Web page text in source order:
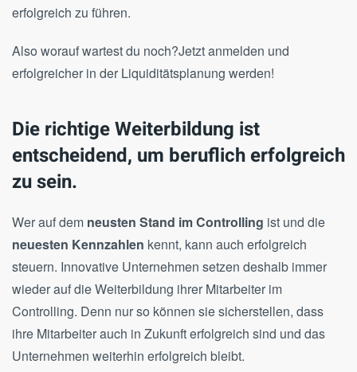
erfolgreich zu führen.
Also worauf wartest du noch?Jetzt anmelden und
erfolgreicher in der Liquiditätsplanung werden!
Die richtige Weiterbildung ist
entscheidend, um beruflich erfolgreich
zu sein.
Wer auf dem neusten Stand im Controlling ist und die
neuesten Kennzahlen kennt, kann auch erfolgreich
steuern. Innovative Unternehmen setzen deshalb immer
wieder auf die Weiterbildung ihrer Mitarbeiter im
Controlling. Denn nur so können sie sicherstellen, dass
ihre Mitarbeiter auch in Zukunft erfolgreich sind und das
Unternehmen weiterhin erfolgreich bleibt.